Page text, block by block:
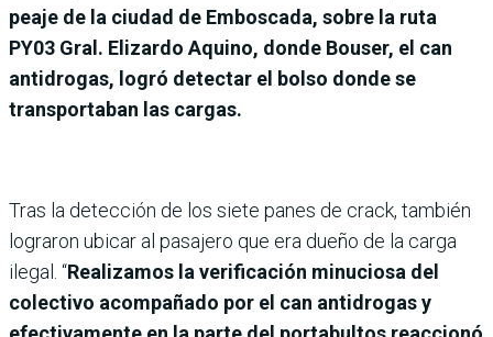
peaje de la ciudad de Emboscada, sobre la ruta
PY03 Gral. Elizardo Aquino, donde Bouser, el can
antidrogas, logró detectar el bolso donde se
transportaban las cargas.
Tras la detección de los siete panes de crack, también
lograron ubicar al pasajero que era dueño de la carga
ilegal. “Realizamos la verificación minuciosa del
colectivo acompañado por el can antidrogas y